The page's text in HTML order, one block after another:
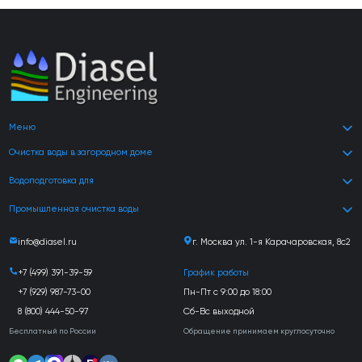
Меню
Очистка воды в загородном доме
Водоподготовка для
Промышленная очистка воды
info@diasel.ru г. Москва ул. 1-я Карачаровская, 8с2
+7 (499) 391-39-59
+7 (929) 987-73-00
8 (800) 444-50-97
Бесплатный по России
График работы
Пн-Пт с 9:00 до 18:00
Сб-Вс выходной
Обращение принимаем круглосуточно